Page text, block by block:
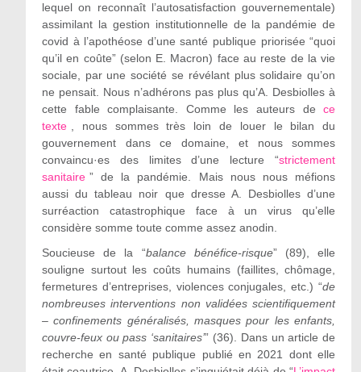
lequel on reconnaît l’autosatisfaction gouvernementale)
assimilant la gestion institutionnelle de la pandémie de
covid à l’apothéose d’une santé publique priorisée “quoi
qu’il en coûte” (selon E. Macron) face au reste de la vie
sociale, par une société se révélant plus solidaire qu’on
ne pensait. Nous n’adhérons pas plus qu’A. Desbiolles à
cette fable complaisante. Comme les auteurs dece
texte
, nous sommes très loin de louer le bilan du
gouvernement dans ce domaine, et nous sommes
convaincu·es des limites d’une lecture “strictement
sanitaire ” de la pandémie. Mais nous nous méfions
aussi du tableau noir que dresse A. Desbiolles d’une
surréaction catastrophique face à un virus qu’elle
considère somme toute comme assez anodin.
Soucieuse de la “balance bénéfice-risque” (89), elle
souligne surtout les coûts humains (faillites, chômage,
fermetures d’entreprises, violences conjugales, etc.) “de
nombreuses interventions non validées scientifiquement
– confinements généralisés, masques pour les enfants,
couvre-feux ou pass ‘sanitaires’” (36). Dans un article de
recherche en santé publique publié en 2021 dont elle